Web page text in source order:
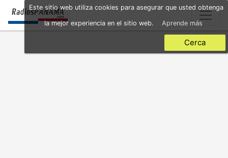
Skip
main
Este sitio web utiliza cookies para asegurar que usted obtenga
la mejor experiencia en el sitio web. Aprende más
Cerca